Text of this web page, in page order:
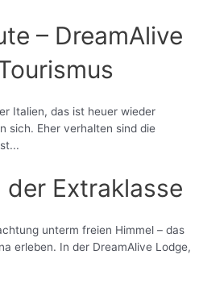
– DreamAlive
Italien, das ist heuer wieder
sich. Eher verhalten sind die
Extraklasse
unterm freien Himmel – das
erleben. In der DreamAlive Lodge,